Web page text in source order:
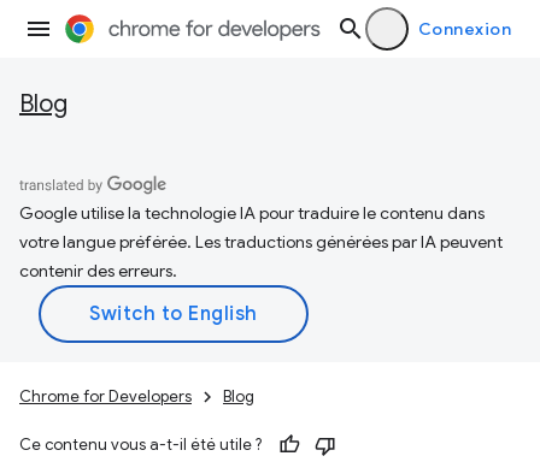
Connexion
Blog
Google utilise la technologie IA pour traduire le contenu dans
votre langue préférée. Les traductions générées par IA peuvent
contenir des erreurs.
Chrome for Developers Blog
Ce contenu vous a-t-il été utile ?